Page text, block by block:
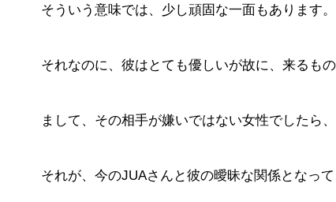
そういう意味では、少し頑固な一面もあります。
それなのに、彼はとても優しいが故に、来るも
まして、その相手が嫌いではない女性でしたら
それが、今のJUAさんと彼の曖昧な関係となっ